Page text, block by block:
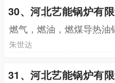
30、河北艺能锅炉有
燃气，燃油，燃煤导热油
朱世达
31、河北艺能锅炉有